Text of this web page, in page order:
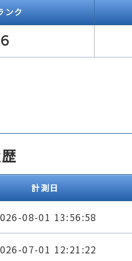
ンク
計測日
08-01 13:56:58
07-01 12:21:22